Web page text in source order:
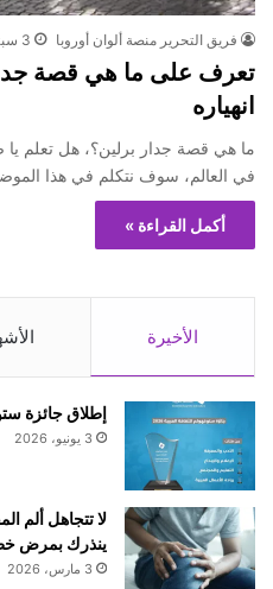
فريق التحرير منصة ألوان أوروبا 3 سبتمبر، 2022
تعرف على ما هي قصة
انهياره
ما هي قصة جدار برلين؟، هل تعلم
في العالم، سوف نتكلم في هذا
أكمل القراءة »
الأخيرة
إطلاق جائزة
3 يونيو، 2026
لا تتجاهل ألم
ينذرك بمرض
3 مارس، 2026